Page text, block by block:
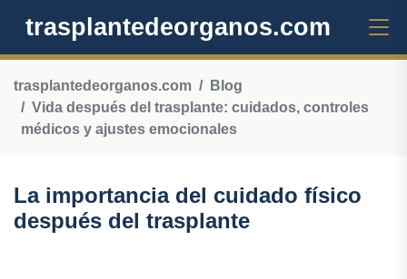
trasplantedeorganos.com
trasplantedeorganos.com
Blog
Vida después del trasplante: cuidados, controles
médicos y ajustes emocionales
La importancia del cuidado físico
después del trasplante